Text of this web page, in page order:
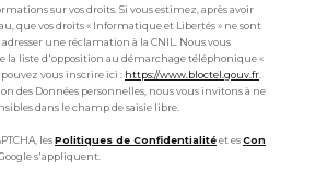
sur vos droits. Si vous estimez, après avoir
que vos droits « Informatique et Libertés » ne sont
adresser une réclamation à la CNIL. Nous vous
la liste d'opposition au démarchage téléphonique «
vous inscrire ici : https://www.bloctel.gouv.fr
des Données personnelles, nous vous invitons à ne
dans le champ de saisie libre.
lesPolitiques de Confidentialitéet esCon
s'appliquent.